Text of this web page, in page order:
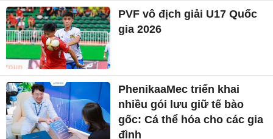
PVF vô địch giải U17 Quốc
gia 2026
PhenikaaMec triển khai
nhiều gói lưu giữ tế bào
gốc: Cá thể hóa cho các gia
đình